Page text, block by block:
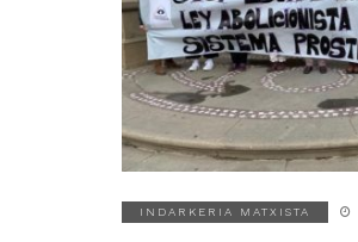
INDARKERIA MATXISTA